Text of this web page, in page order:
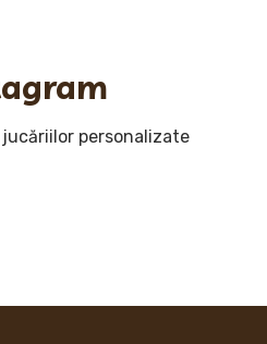
jucăriilor personalizate